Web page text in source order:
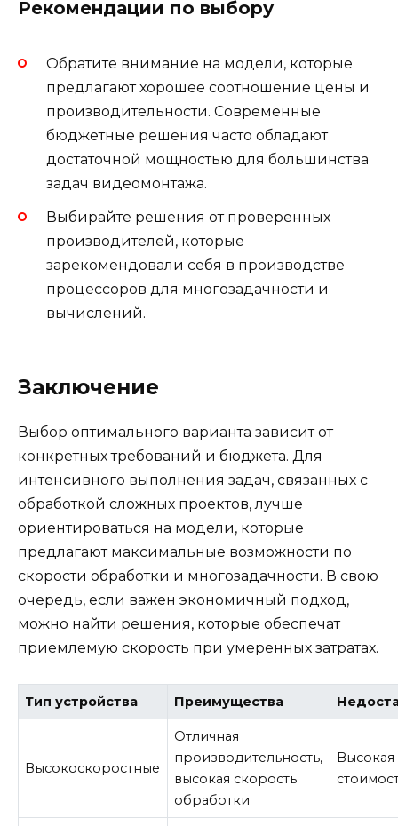
Рекомендации по выбору
Обратите внимание на модели, которые
предлагают хорошее соотношение цены и
производительности. Современные
бюджетные решения часто обладают
достаточной мощностью для большинства
задач видеомонтажа.
Выбирайте решения от проверенных
производителей, которые
зарекомендовали себя в производстве
процессоров для многозадачности и
вычислений.
Заключение
Выбор оптимального варианта зависит от
конкретных требований и бюджета. Для
интенсивного выполнения задач, связанных с
обработкой сложных проектов, лучше
ориентироваться на модели, которые
предлагают максимальные возможности по
скорости обработки и многозадачности. В свою
очередь, если важен экономичный подход,
можно найти решения, которые обеспечат
приемлемую скорость при умеренных затратах.
Тип устройства Преимущества
Высокоскоростные
Отличная
производительность,
высокая скорость
обработки
Высокая